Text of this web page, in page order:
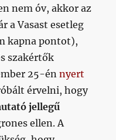
nem óv, akkor az
a Vasast esetleg
kapna pontot),
szakértők
25-énnyert
érvelni, hogy
jellegű
ellen. A